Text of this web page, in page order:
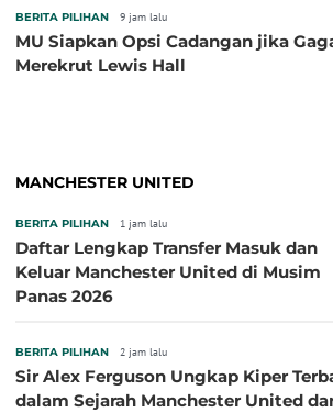
BERITA PILIHAN 9 jam lalu
MU Siapkan Opsi Cadangan jika
Merekrut Lewis Hall
MANCHESTER UNITED
BERITA PILIHAN 1 jam lalu
Daftar Lengkap Transfer Masuk dan
Keluar Manchester United di Musim
Panas 2026
BERITA PILIHAN 2 jam lalu
Sir Alex Ferguson Ungkap Kiper
dalam Sejarah Manchester United